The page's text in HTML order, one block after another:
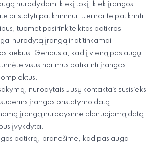
nurodydami kiekį tokį, kiek įrangos
pristatyti patikrinimui. Jei norite patikrinti
tuomet pasirinkite kitas patikros
nurodytą įrangą ir atitinkamai
kiekius. Geriausia, kad į vieną paslaugų
visus norimus patikrinti įrangos
nurodytais Jūsų kontaktais susisieks
įrangos pristatymo datą.
įrangą nurodysime planuojamą datą
įvykdyta.
patikrą, pranešime, kad paslauga